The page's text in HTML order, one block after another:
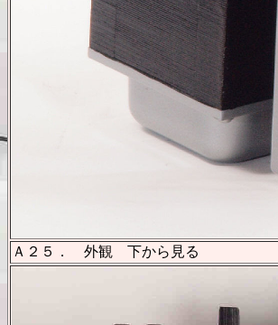
Ａ２５． 外観 下から見る